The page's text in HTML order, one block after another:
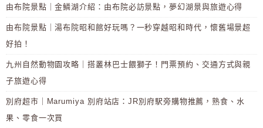
由布院景點｜金鱗湖介紹：由布院必訪景點，夢幻湖景與旅遊心得
由布院景點｜湯布院昭和館好玩嗎？一秒穿越昭和時代，懷舊場景超
好拍！
九州自然動物園攻略｜搭叢林巴士餵獅子！門票預約、交通方式與親
子旅遊心得
別府超市｜Marumiya 別府站店：JR別府駅旁購物推薦，熟食、水
果、零食一次買